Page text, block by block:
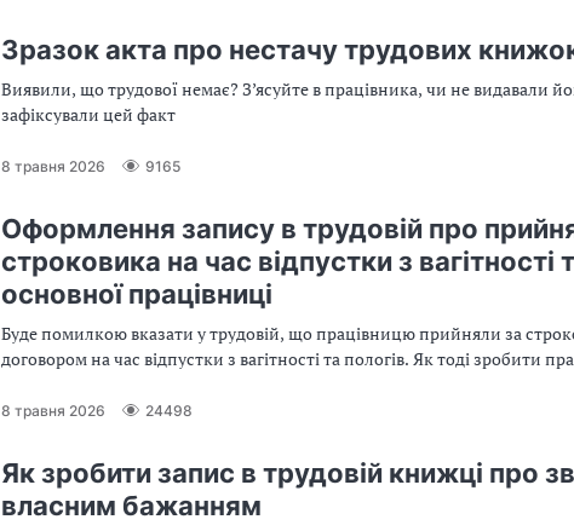
Зразок акта про нестачу трудових
Виявили, що трудової немає? З’ясуйте в працівника, чи не видавали
зафіксували цей факт
8 травня 2026 9165
Оформлення запису в трудовій про
строковика на час відпустки з вагітності
основної працівниці
Буде помилкою вказати у трудовій, що працівницю прийняли за
договором на час відпустки з вагітності та пологів. Як тоді зробити
8 травня 2026 24498
Як зробити запис в трудовій книжці про
власним бажанням